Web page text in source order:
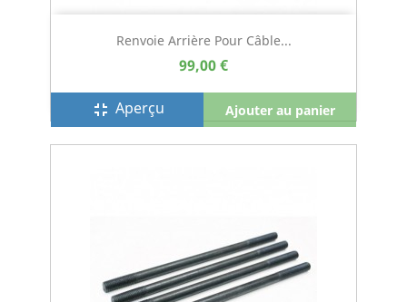
Renvoie Arrière Pour Câble...
99,00 €
fullscreen_exit Aperçu Ajouter au panier